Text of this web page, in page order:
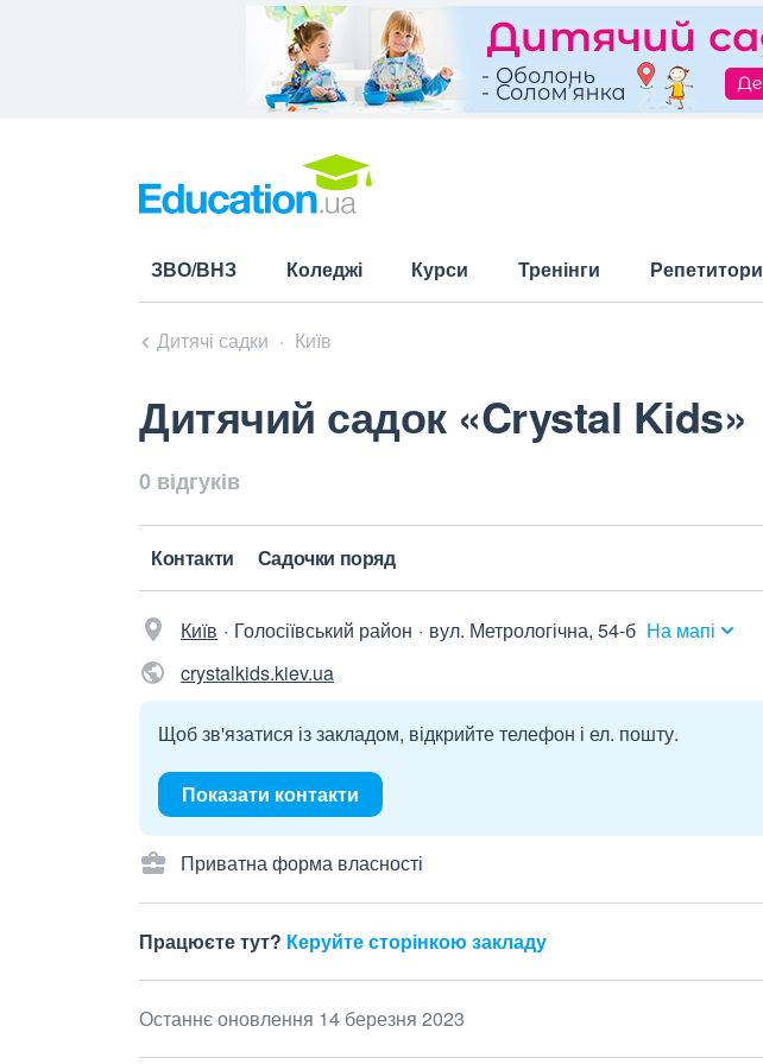
ЗВО/ВНЗ Коледжі Курси Тренінги Репетитори
Дитячі садки Київ
Дитячий садок «Crystal Kids»
0 відгуків
Контакти Садочки поряд
Київ Голосіївський район вул. Метрологічна, 54-б На мапі
crystalkids.kiev.ua
Щоб зв'язатися із закладом, відкрийте телефон і ел. пошту.
Показати контакти
Приватна форма власності
Працюєте тут? Керуйте сторінкою закладу
Останнє оновлення 14 березня 2023